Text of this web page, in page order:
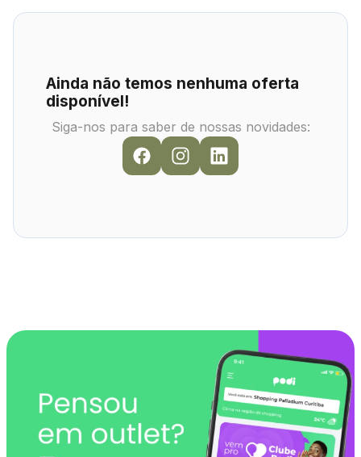
Ainda não temos nenhuma oferta
disponível!
Siga-nos para saber de nossas novidades: